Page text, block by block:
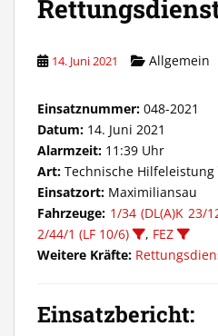
14. Juni 2021 Allgemein
Einsatznummer: 048-2021
Datum: 14. Juni 2021
Alarmzeit: 11:39 Uhr
Art: Technische Hilfeleistung
Einsatzort: Maximiliansau
Fahrzeuge: 1/34 (DL(A)K 23/
2/44/1 (LF 10/6)
, FEZ
Weitere Kräfte:
Einsatzbericht: